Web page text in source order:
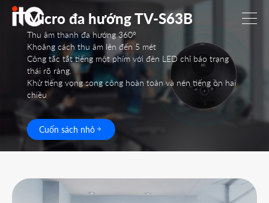
Micro đa hướng TV-S63B
Thu âm thanh đa hướng 360°
Khoảng cách thu âm lên đến 5 mét
Công tắc tắt tiếng một phím với đèn LED chỉ báo trạng
thái rõ ràng.
Khử tiếng vọng song công hoàn toàn và nén tiếng ồn hai
chiều
Cuốn sách nhỏ